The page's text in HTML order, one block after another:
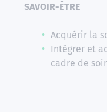
SAVOIR-ÊTRE
Acquérir la
Intégrer et
cadre de